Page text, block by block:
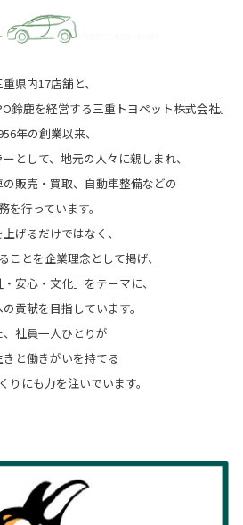
県内17店舗と、
鈴鹿を経営する三重トヨペット株式会社。
年の創業以来、
として、地元の人々に親しまれ、
販売・買取、自動車整備などの
を行っています。
げるだけではなく、
ことを企業理念として掲げ、
・安心・文化」をテーマに、
貢献を目指しています。
、社員一人ひとりが
と働きがいを持てる
りにも力を注いでいます。